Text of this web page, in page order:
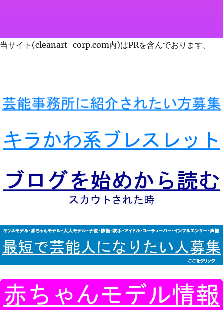
当サイト(cleanart-corp.com内)はPRを含んでおります。